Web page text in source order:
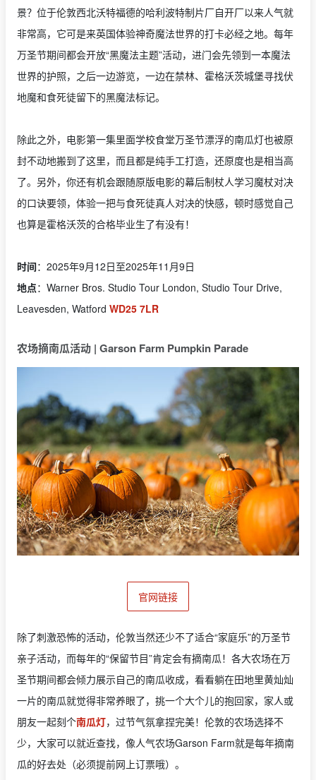
景？位于伦敦西北沃特福德的哈利波特制片厂自开厂以来人气就
非常高，它可是来英国体验神奇魔法世界的打卡必经之地。每年
万圣节期间都会开放“黑魔法主题”活动，进门会先领到一本魔法
世界的护照，之后一边游览，一边在禁林、霍格沃茨城堡寻找伏
地魔和食死徒留下的黑魔法标记。
除此之外，电影第一集里面学校食堂万圣节漂浮的南瓜灯也被原
封不动地搬到了这里，而且都是纯手工打造，还原度也是相当高
了。另外，你还有机会跟随原版电影的幕后制杖人学习魔杖对决
的口诀要领，体验一把与食死徒真人对决的快感，顿时感觉自己
也算是霍格沃茨的合格毕业生了有没有！
时间：2025年9月12日至2025年11月9日
地点：Warner Bros. Studio Tour London, Studio Tour Drive,
Leavesden, Watford WD25 7LR
农场摘南瓜活动 | Garson Farm Pumpkin Parade
官网链接
除了刺激恐怖的活动，伦敦当然还少不了适合“家庭乐”的万圣节
亲子活动，而每年的“保留节目”肯定会有摘南瓜！各大农场在万
圣节期间都会倾力展示自己的南瓜收成，看看躺在田地里黄灿灿
一片的南瓜就觉得非常养眼了，挑一个大个儿的抱回家，家人或
朋友一起刻个南瓜灯，过节气氛拿捏完美！伦敦的农场选择不
少，大家可以就近查找，像人气农场Garson Farm就是每年摘南
瓜的好去处（必须提前网上订票哦）。